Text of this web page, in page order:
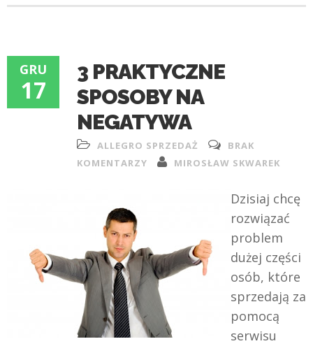
GRU
17
3 PRAKTYCZNE
SPOSOBY NA
NEGATYWA
ALLEGRO SPRZEDAŻ
BRAK
KOMENTARZY
MIROSŁAW SKWAREK
Dzisiaj chcę
rozwiązać
problem
dużej części
osób, które
sprzedają za
pomocą
serwisu